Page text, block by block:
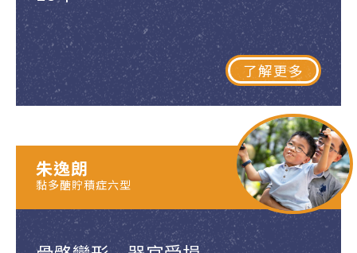
了解更多
朱逸朗
黏多醣貯積症六型